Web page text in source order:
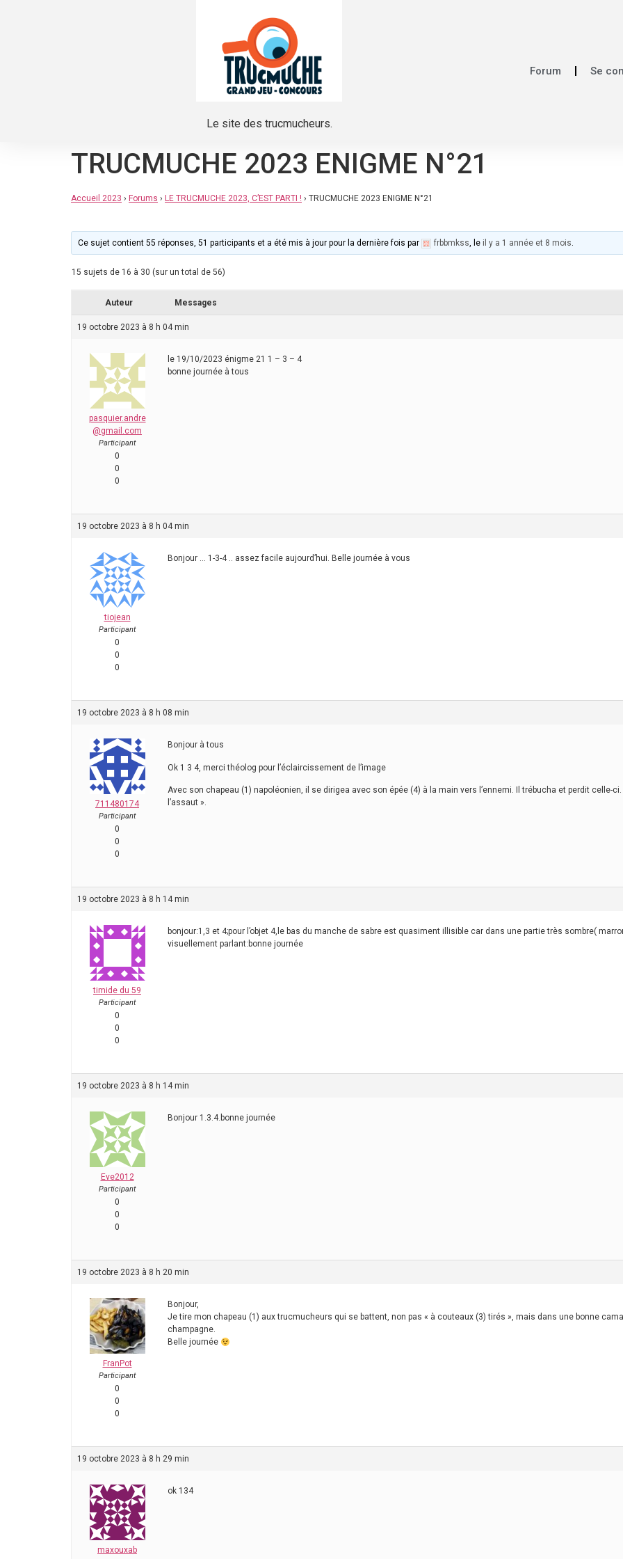
Le site des trucmucheurs.
Forum Se
TRUCMUCHE 2023 ENIGME N°21
Accueil 2023 › Forums › LE TRUCMUCHE 2023, C’EST PARTI ! › TRUCMUCHE 2023 ENIGME N°21
Ce sujet contient 55 réponses, 51 participants et a été mis à jour pour la dernière fois par frbbmkss, le il y a 1 année et 8 mois.
15 sujets de 16 à 30 (sur un total de 56)
Auteur Messages
19 octobre 2023 à 8 h 04 min
pasquier.andre
@gmail.com
Participant
0
0
0
le 19/10/2023 énigme 21 1 – 3 – 4
bonne journée à tous
19 octobre 2023 à 8 h 04 min
tiojean
Participant
0
0
0
Bonjour … 1-3-4 .. assez facile aujourd’hui. Belle journée à vous
19 octobre 2023 à 8 h 08 min
711480174
Participant
0
0
0
Bonjour à tous
Ok 1 3 4, merci théolog pour l’éclaircissement de l’image
Avec son chapeau (1) napoléonien, il se dirigea avec son épée (4) à la main vers l’ennemi. Il trébucha et perdit celle-
l’assaut ».
19 octobre 2023 à 8 h 14 min
timide du 59
Participant
0
0
0
bonjour:1,3 et 4;pour l’objet 4,le bas du manche de sabre est quasiment illisible car dans une partie très sombre(
visuellement parlant:bonne journée
19 octobre 2023 à 8 h 14 min
Eve2012
Participant
0
0
0
Bonjour 1.3.4.bonne journée
19 octobre 2023 à 8 h 20 min
FranPot
Participant
0
0
0
Bonjour,
Je tire mon chapeau (1) aux trucmucheurs qui se battent, non pas « à couteaux (3) tirés », mais dans une bonne
champagne.
Belle journée
19 octobre 2023 à 8 h 29 min
maxouxab
ok 134